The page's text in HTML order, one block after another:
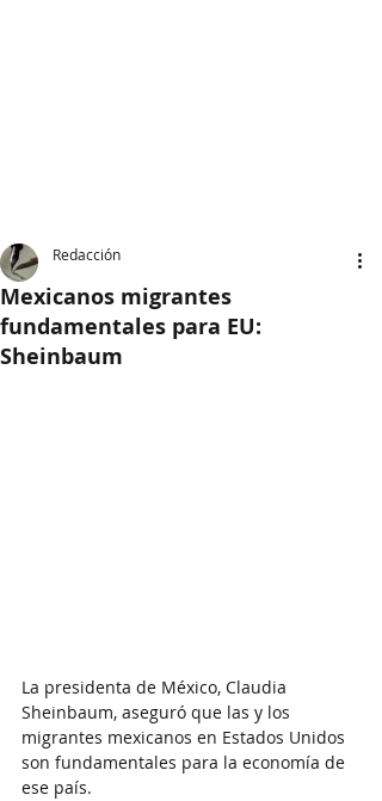
Mexicanos migrantes
fundamentales para EU:
Sheinbaum
Redacción
La presidenta de México, Claudia
Sheinbaum, aseguró que las y los
migrantes mexicanos en Estados Unidos
son fundamentales para la economía de
ese país.